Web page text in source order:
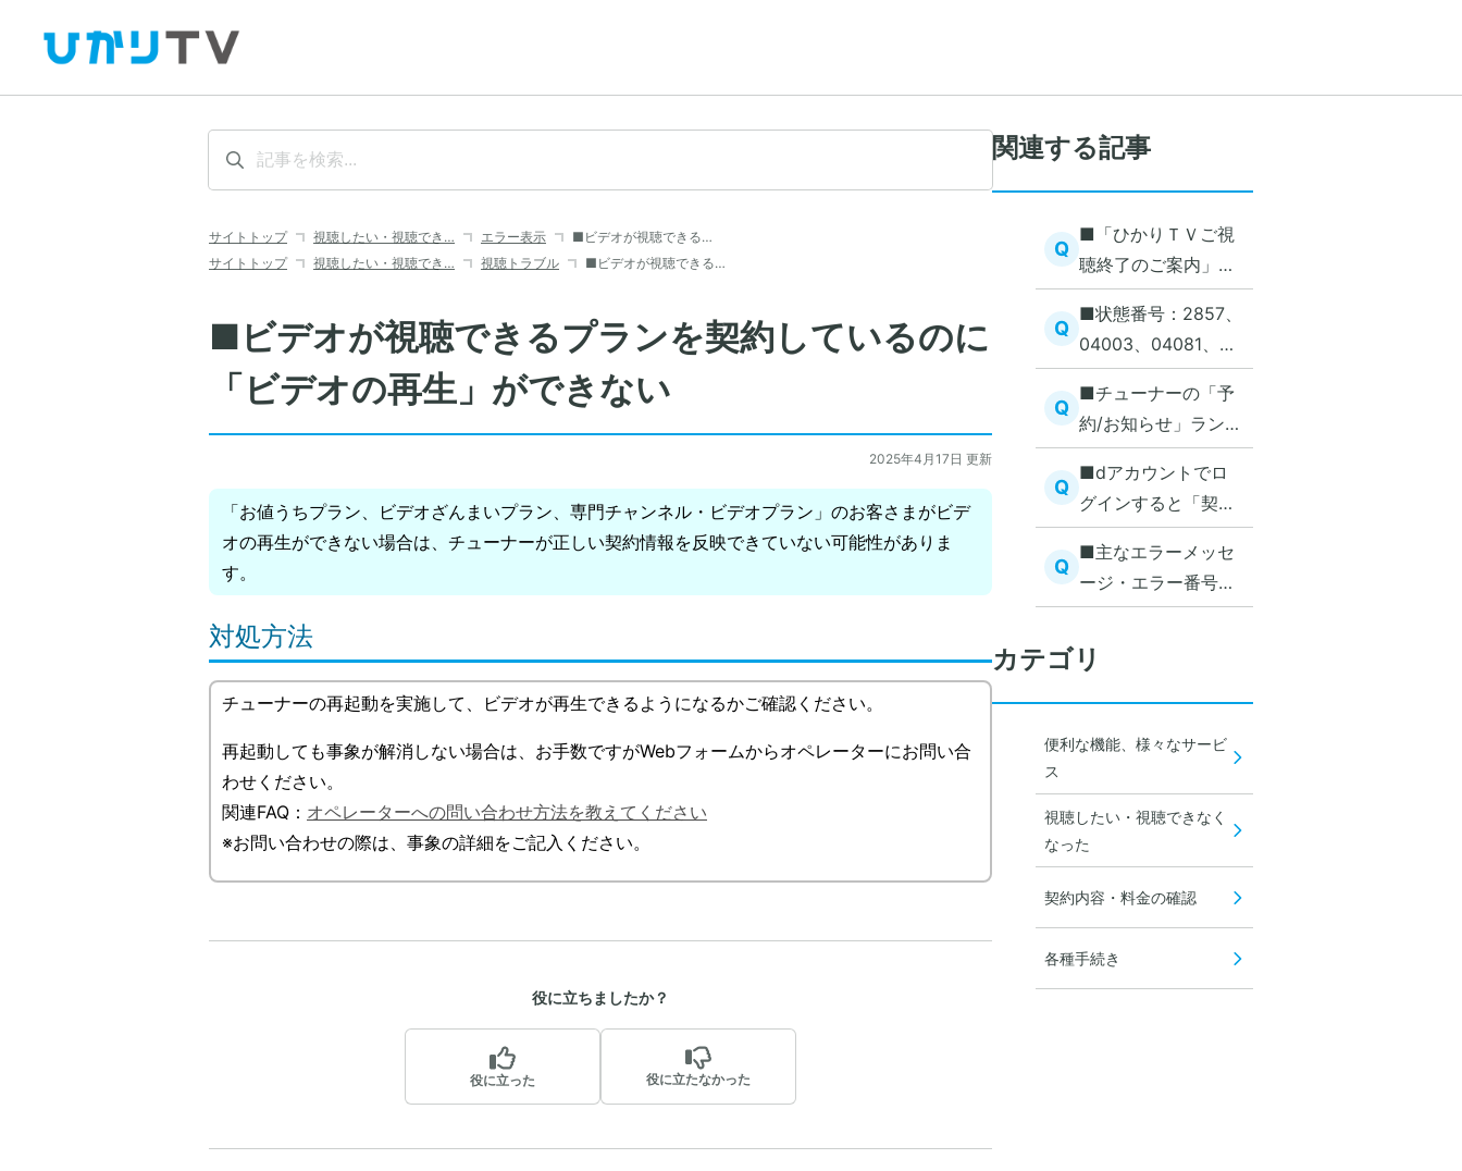
サイトトップ 視聴したい・視聴でき… エラー表示
■ビデオが視聴できる…
サイトトップ
視聴したい・視聴でき… 視聴トラブル ■ビデオが視聴できる…
■ビデオが視聴できるプランを契約しているのに
「ビデオの再生」ができない
2025年4月17日 更新
「お値うちプラン、ビデオざんまいプラン、専門チャンネル・ビデオプラン」のお客さまがビデ
オの再生ができない場合は、チューナーが正しい契約情報を反映できていない可能性がありま
す。
対処方法
チューナーの再起動を実施して、ビデオが再生できるようになるかご確認ください。
再起動しても事象が解消しない場合は、お手数ですがWebフォームからオペレーターにお問い合
わせください。
関連FAQ： オペレーターへの問い合わせ方法を教えてください
※お問い合わせの際は、事象の詳細をご記入ください。
役に立ちましたか？
役に立った 役に立たなかった
関連する記事
Q
■「ひかりＴＶご視
聴終了のご案内」が
表示された
Q
■状態番号：2857、
04003、04081、
12011が表示された
Q
■チューナーの「予
約/お知らせ」ランプ
が赤点灯して消えな
い
Q
■dアカウントでロ
グインすると「契約
が確認できない」
「処理エラーが発生
した」旨のメッセー
Q
■主なエラーメッセ
ージ・エラー番号一
覧
カテゴリ
便利な機能、様々なサービ
ス
視聴したい・視聴できなく
なった
契約内容・料金の確認
各種手続き